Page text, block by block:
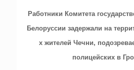
Работники Комитета
Белоруссии задержали на
х жителей Чечни,
полицейских в